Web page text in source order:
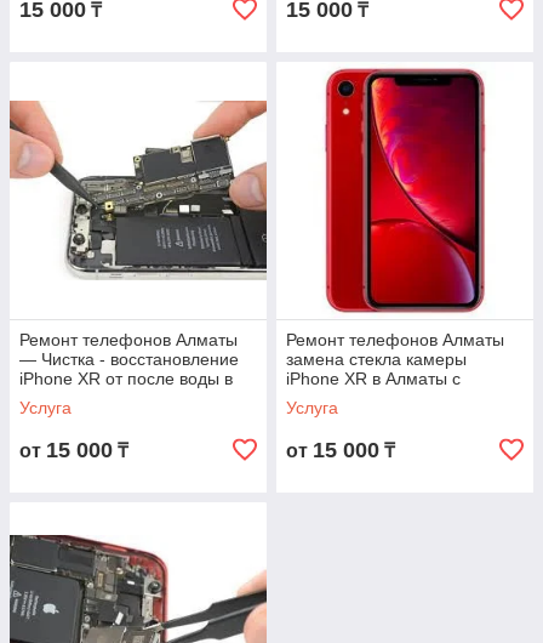
15 000 ₸ 15 000 ₸
Ремонт телефонов Алматы
— Чистка - восстановление
iPhone XR от после воды в
Алматы с гарантией
Услуга
от 15 000 ₸
Ремонт телефонов Алматы
замена стекла камеры
iPhone XR в Алматы с
гарантией
Услуга
от 15 000 ₸